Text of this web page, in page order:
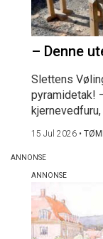
– Denne
Slettens
pyramidetak!
15 Jul 2026 •